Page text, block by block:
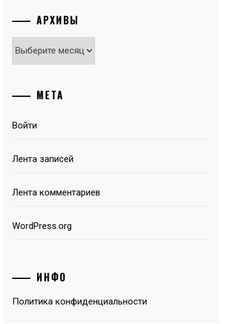
АРХИВЫ
Архивы
МЕТА
Войти
Лента записей
Лента комментариев
WordPress.org
ИНФО
Политика конфиденциальности